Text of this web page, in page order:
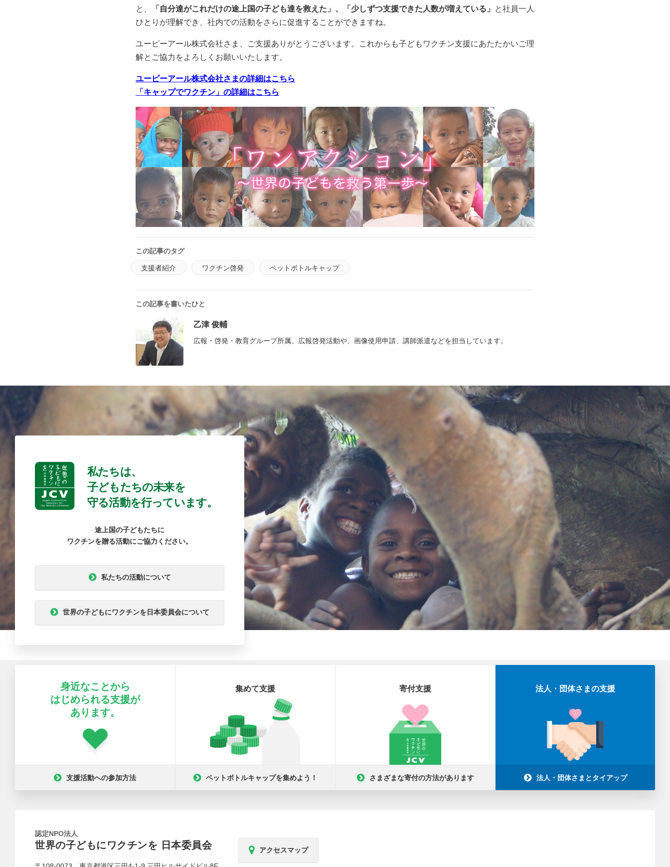
と、
「自分達がこれだけの途上国の子ども達を救えた」、「少しずつ支援できた人数が増えている」
と社員一人
ひとりが理解でき、社内での活動をさらに促進することができますね。
ユーピーアール株式会社さま、ご支援ありがとうございます。これからも子どもワクチン支援にあたたかいご理
解とご協力をよろしくお願いいたします。
ユーピーアール株式会社さまの詳細はこちら
「キャップでワクチン」の詳細はこちら
この記事のタグ
支援者紹介 ワクチン啓発 ペットボトルキャップ
この記事を書いたひと
乙津 俊輔
広報・啓発・教育グループ所属。広報啓発活動や、画像使用申請、講師派遣などを担当しています。
私たちは、
子どもたちの未来を
守る活動を行っています。
途上国の子どもたちに
ワクチンを贈る活動にご協力ください。
私たちの活動について
世界の子どもにワクチンを日本委員会について
身近なことから
はじめられる支援が
あります。
支援活動への参加方法
集めて支援
ペットボトルキャップを集めよう！
寄付支援
さまざまな寄付の方法があります
法人・団体さまの支援
法人・団体さまとタイアップ
認定NPO法人
世界の子どもにワクチンを 日本委員会 アクセスマップ